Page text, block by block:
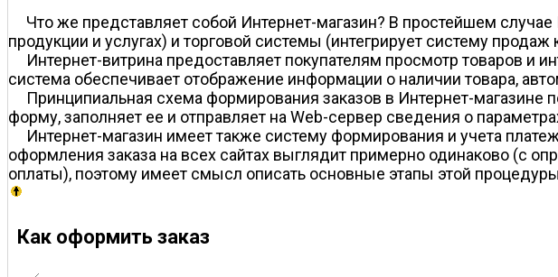
Что же представляет собой Интернет-магазин? В простейшем
продукции и услугах) и торговой системы (интегрирует систему
Интернет-витрина предоставляет покупателям просмотр товаров и
система обеспечивает отображение информации о наличии товара,
Принципиальная схема формирования заказов в Интернет-магазине
форму, заполняет ее и отправляет на Web-сервер сведения о
Интернет-магазин имеет также систему формирования и учета
оформления заказа на всех сайтах выглядит примерно одинаково (с
оплаты), поэтому имеет смысл описать основные этапы этой
Как оформить заказ